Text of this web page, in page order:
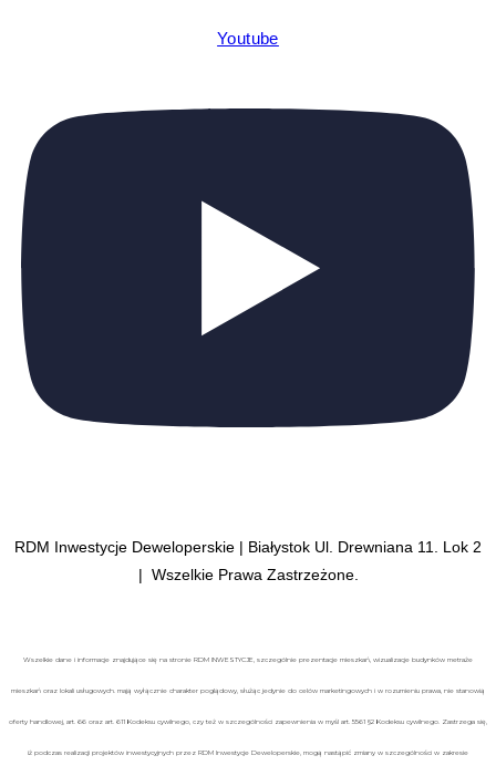
Youtube
RDM Inwestycje Deweloperskie | Białystok Ul. Drewniana 11. Lok 2
| Wszelkie Prawa Zastrzeżone.
Wszelkie dane i informacje znajdujące się na stronie RDM INWESTYCJE, szczególnie prezentacje mieszkań, wizualizacje budynków metraże
mieszkań oraz lokali usługowych. mają wyłącznie charakter poglądowy, służąc jedynie do celów marketingowych i w rozumieniu prawa, nie stanowią
oferty handlowej, art. 66 oraz art. 611 Kodeksu cywilnego, czy też w szczególności zapewnienia w myśl art. 5561 §2 Kodeksu cywilnego. Zastrzega się,
iż podczas realizacji projektów inwestycyjnych przez RDM Inwestycje Deweloperskie, mogą nastąpić zmiany w szczególności w zakresie